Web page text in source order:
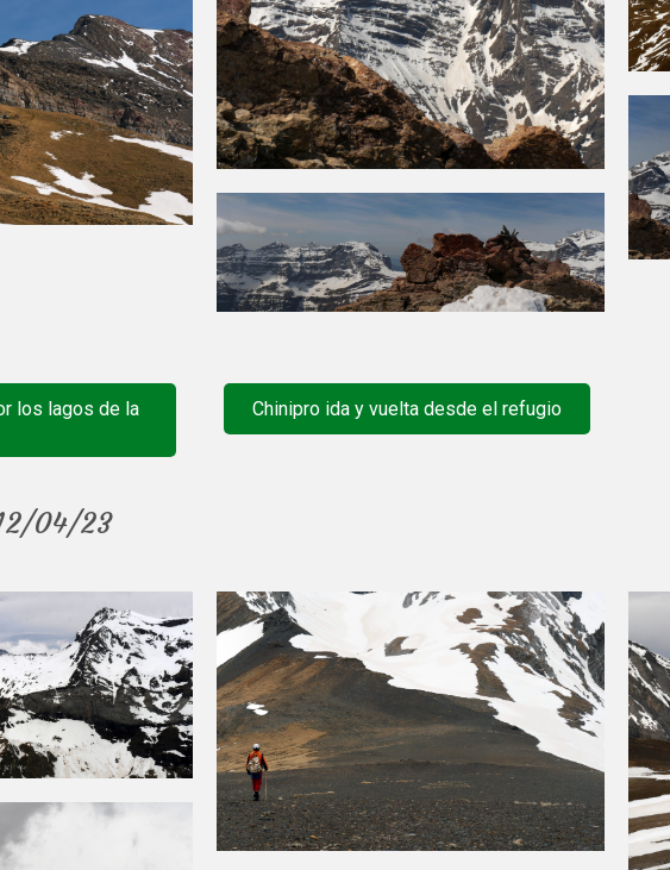
los lagos de la
Chinipro ida y vuelta desde el refugio
04/23